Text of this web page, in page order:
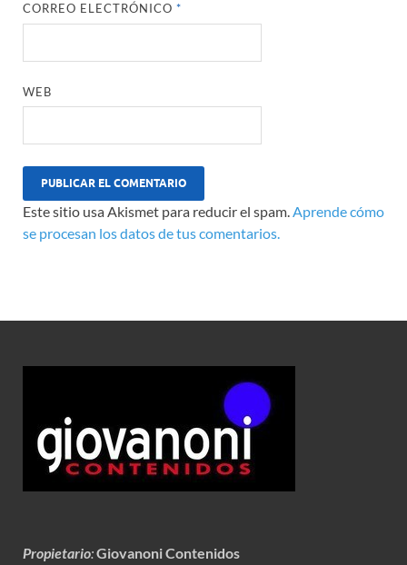
CORREO ELECTRÓNICO*
WEB
Este sitio usa Akismet para reducir el spam.Aprende cómo
se procesan los datos de tus comentarios.
Propietario:Giovanoni Contenidos